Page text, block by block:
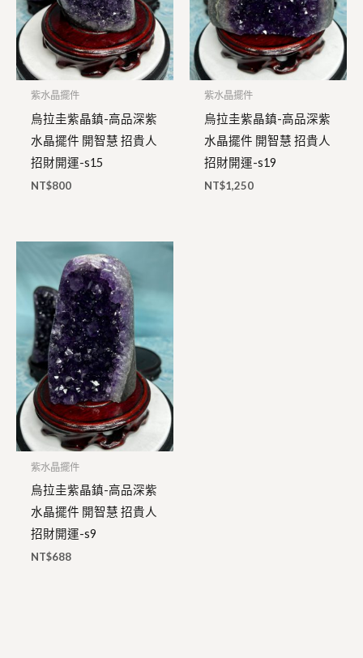
紫水晶擺件
烏拉圭紫晶鎮-高品深紫
水晶擺件 開智慧 招貴人
招財開運-s15
NT$800
紫水晶擺件
烏拉圭紫晶鎮-高品深紫
水晶擺件 開智慧 招貴人
招財開運-s19
NT$1,250
紫水晶擺件
烏拉圭紫晶鎮-高品深紫
水晶擺件 開智慧 招貴人
招財開運-s9
NT$688